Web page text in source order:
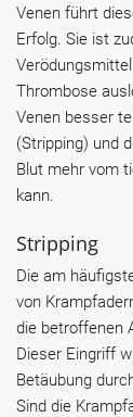
Venen führt
Erfolg. Sie ist
Thrombose
Venen besser
(Stripping) und
Blut mehr vom
kann.
Stripping
Die am
von
die betroffenen
Dieser Eingriff
Betäubung
Sind die